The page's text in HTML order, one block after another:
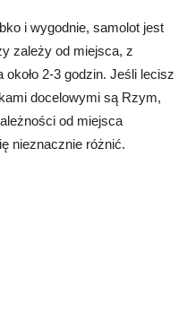
i wygodnie, samolot jest
zależy od miejsca, z
2-3 godzin. Jeśli lecisz
docelowymi są Rzym,
od miejsca
nieznacznie różnić.